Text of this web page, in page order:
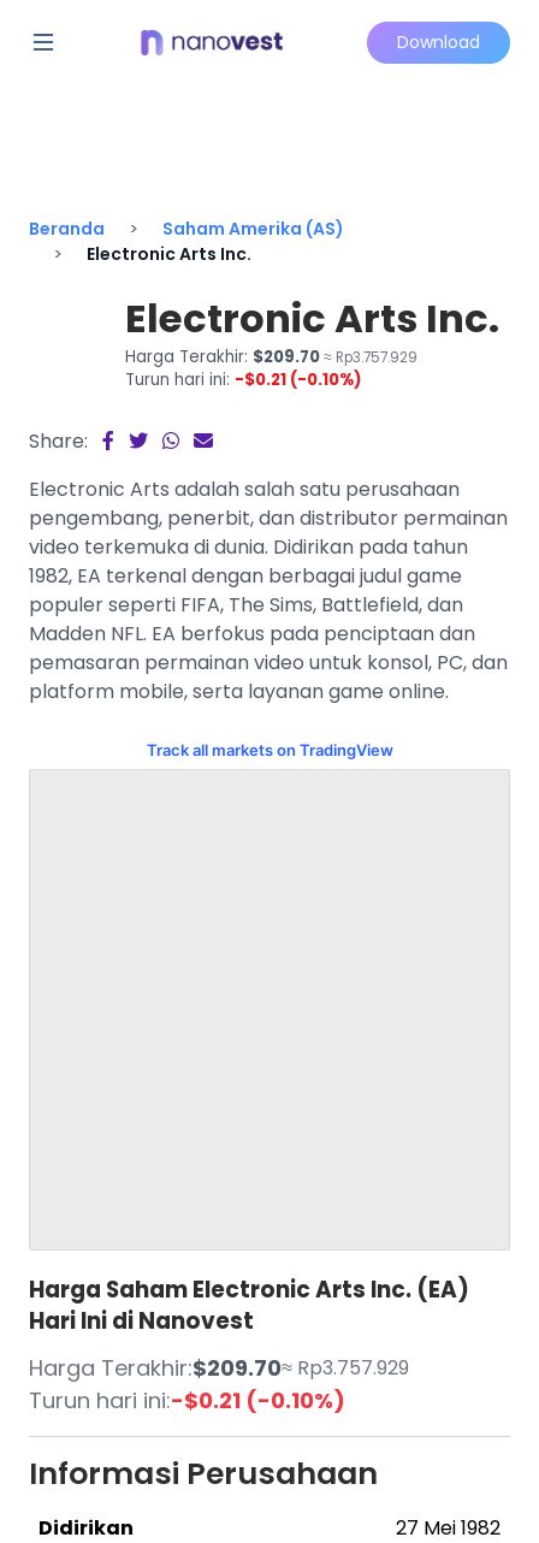
Download
Beranda
Saham Amerika (AS)
Electronic Arts Inc.
Electronic Arts Inc.
Harga Terakhir: $209.70≈ Rp3.757.929
Turun hari ini: -$0.21 (-0.10%)
Share:
Electronic Arts adalah salah satu perusahaan
pengembang, penerbit, dan distributor permainan
video terkemuka di dunia. Didirikan pada tahun
1982, EA terkenal dengan berbagai judul game
populer seperti FIFA, The Sims, Battlefield, dan
Madden NFL. EA berfokus pada penciptaan dan
pemasaran permainan video untuk konsol, PC, dan
platform mobile, serta layanan game online.
Track all markets on TradingView
Harga Saham Electronic Arts Inc. (EA)
Hari Ini di Nanovest
Harga Terakhir:$209.70≈ Rp3.757.929
Turun hari ini:-$0.21 (-0.10%)
Informasi Perusahaan
Didirikan
27 Mei 1982